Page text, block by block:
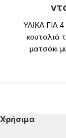
ΥΛΙΚΑ ΓΙΑ
κουταλιά
ματσάκι
Χρήσιμα